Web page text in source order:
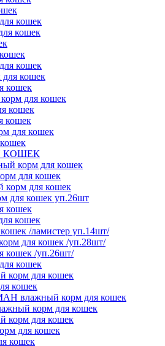
кошек
кошек
кошек
кошек
кошек
для кошек
кошек
кошек
для кошек
КОШЕК
корм для кошек
для кошек
для кошек
для кошек уп.26шт
кошек
кошек
/ламистер уп.14шт/
для кошек /уп.28шт/
кошек /уп.26шт/
кошек
корм для кошек
кошек
влажный корм для кошек
корм для кошек
для кошек
для кошек
кошек